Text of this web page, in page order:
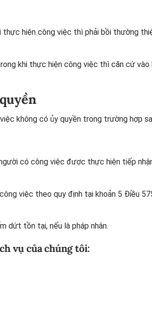
hiện công việc thì phải bồi thường
khi thực hiện công việc thì căn cứ vào
không có ủy quyền trong trường hợp
có công việc được thực hiện tiếp
việc theo quy định tại khoản 5 Điều
dứt tồn tại, nếu là pháp nhân.
vụ của chúng tôi: